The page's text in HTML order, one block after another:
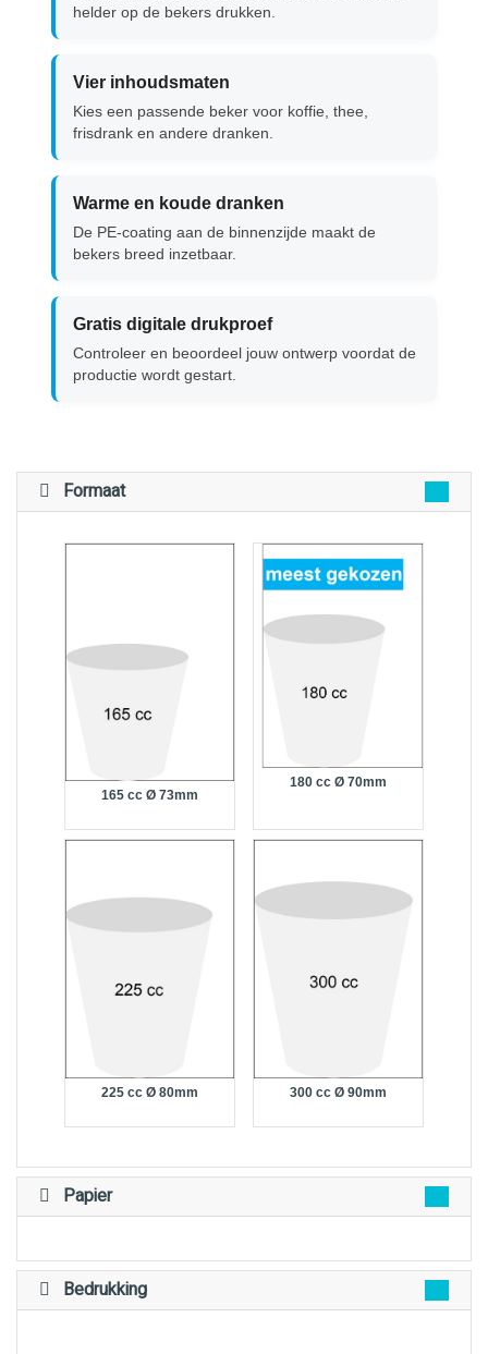
helder op de bekers drukken.
Vier inhoudsmaten
Kies een passende beker voor koffie, thee,
frisdrank en andere dranken.
Warme en koude dranken
De PE-coating aan de binnenzijde maakt de
bekers breed inzetbaar.
Gratis digitale drukproef
Controleer en beoordeel jouw ontwerp voordat de
productie wordt gestart.
Formaat
165 cc Ø 73mm
180 cc Ø 70mm
225 cc Ø 80mm 300 cc Ø 90mm
Papier
Bedrukking